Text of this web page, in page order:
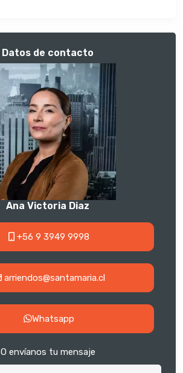
Datos de contacto
Ana Victoria Diaz
+56 9 3949 9998
arriendos@santamaria.cl
Whatsapp
O envíanos tu mensaje